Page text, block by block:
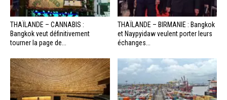
THAÏLANDE – CANNABIS :
Bangkok veut définitivement
tourner la page de...
THAÏLANDE – BIRMANIE : Bangkok
et Naypyidaw veulent porter leurs
échanges...